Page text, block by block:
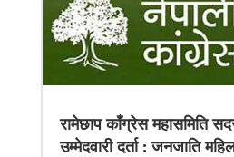
रामेछाप काँग्रेस महासमिति
उम्मेदवारी दर्ता : जनजाति